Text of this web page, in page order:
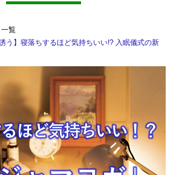
覧
う】寝落ちするほど気持ちいい!? 入眠儀式の新